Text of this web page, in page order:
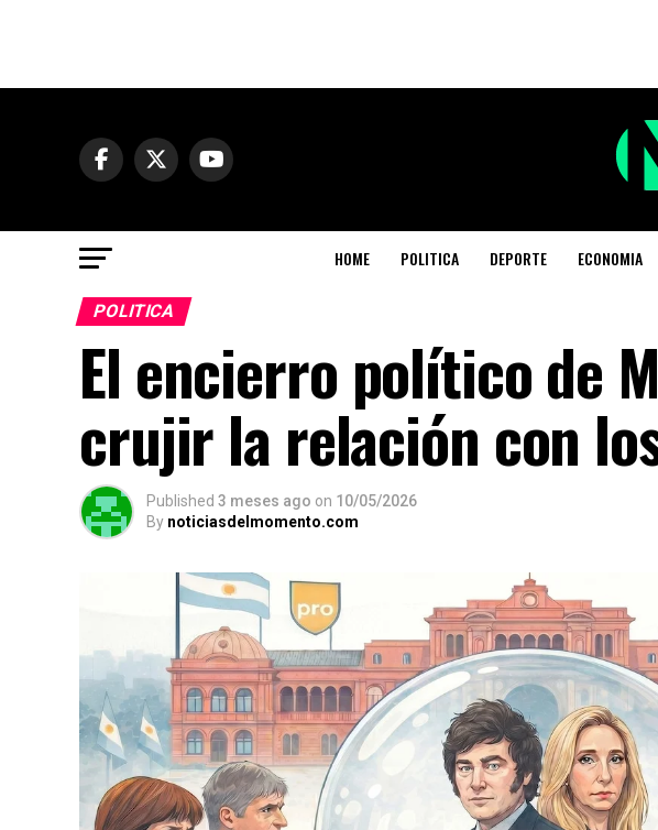
HOME POLITICA DEPORTE ECONOMIA
POLITICA
El encierro político de
crujir la relación con
Published 3 meses ago on 10/05/2026
By noticiasdelmomento.com